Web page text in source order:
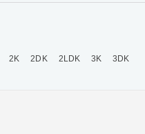
2K 2DK 2LDK 3K
3DK